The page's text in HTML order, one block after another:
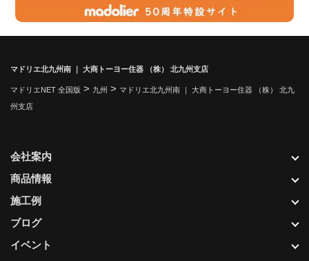
マドリエ北九州南 ｜ 大商トーヨー住器 （株） 北九州支店
マドリエNET 全国版 > 九州 > マドリエ北九州南 ｜ 大商トーヨー住器 （株） 北九
州支店
会社案内
商品情報
施工例
ブログ
イベント